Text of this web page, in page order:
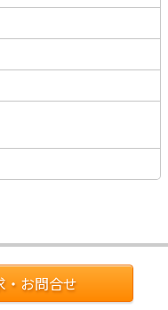
お問合せ